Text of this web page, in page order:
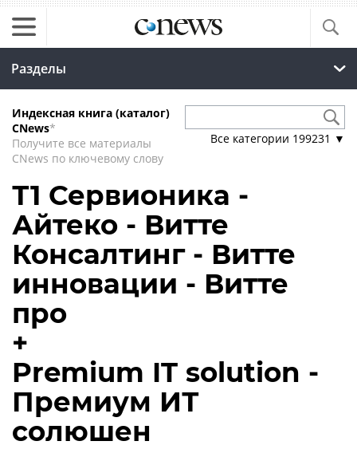
Разделы
Индексная книга (каталог)
CNews*
Получите все материалы
CNews по ключевому слову
Все категории 199231 ▼
Т1 Сервионика -
Айтеко - Витте
Консалтинг - Витте
инновации - Витте
про
+
Premium IT solution -
Премиум ИТ
солюшен